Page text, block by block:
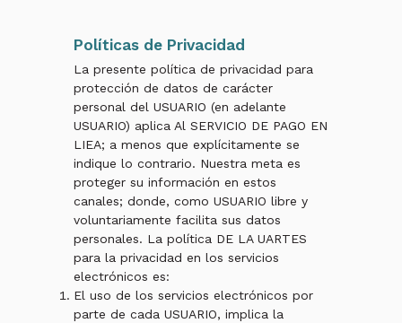
Políticas de Privacidad
La presente política de privacidad para
protección de datos de carácter
personal del USUARIO (en adelante
USUARIO) aplica Al SERVICIO DE PAGO EN
LIEA; a menos que explícitamente se
indique lo contrario. Nuestra meta es
proteger su información en estos
canales; donde, como USUARIO libre y
voluntariamente facilita sus datos
personales. La política DE LA UARTES
para la privacidad en los servicios
electrónicos es:
El uso de los servicios electrónicos por
parte de cada USUARIO, implica la